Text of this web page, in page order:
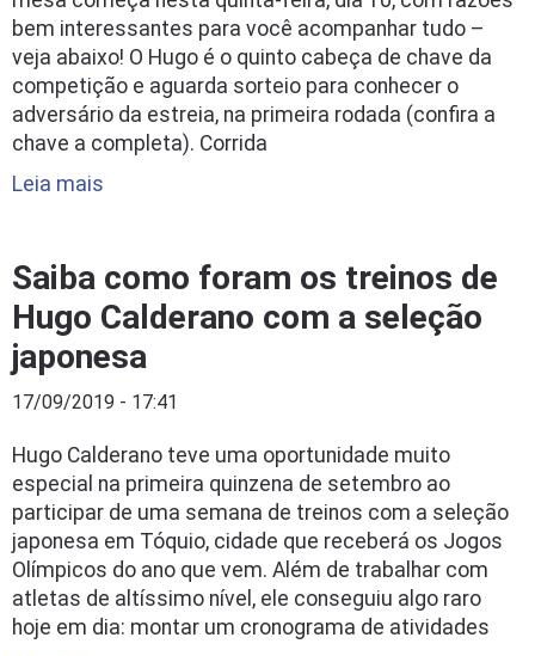
bem interessantes para você acompanhar tudo –
veja abaixo! O Hugo é o quinto cabeça de chave da
competição e aguarda sorteio para conhecer o
adversário da estreia, na primeira rodada (confira a
chave a completa). Corrida
Leia mais
Saiba como foram os treinos de
Hugo Calderano com a seleção
japonesa
17/09/2019 - 17:41
Hugo Calderano teve uma oportunidade muito
especial na primeira quinzena de setembro ao
participar de uma semana de treinos com a seleção
japonesa em Tóquio, cidade que receberá os Jogos
Olímpicos do ano que vem. Além de trabalhar com
atletas de altíssimo nível, ele conseguiu algo raro
hoje em dia: montar um cronograma de atividades